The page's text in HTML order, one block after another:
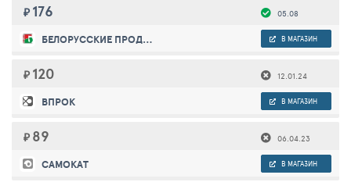
₽ 176 05.08
БЕЛОРУССКИЕ ПРОДУКТЫ В МАГАЗИН
₽ 120 12.01.24
ВПРОК В МАГАЗИН
₽ 89 06.04.23
САМОКАТ В МАГАЗИН